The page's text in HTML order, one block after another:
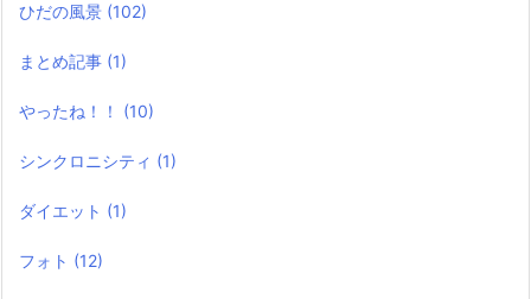
ひだの風景 (102)
まとめ記事 (1)
やったね！！ (10)
シンクロニシティ (1)
ダイエット (1)
フォト (12)